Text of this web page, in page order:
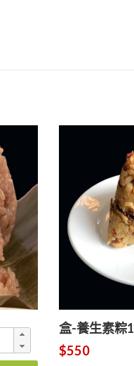
盒-養生素粽
$550